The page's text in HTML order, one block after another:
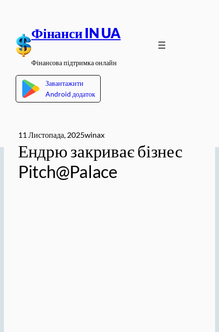
вмісту
Фінанси IN UA
Фінансова підтримка онлайн
Завантажити
Android додаток
11 Листопада, 2025winax
Ендрю закриває бізнес
Pitch@Palace